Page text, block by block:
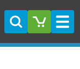
Suche